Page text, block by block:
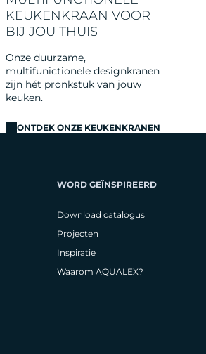
KEUKENKRAAN VOOR
BIJ JOU THUIS
Onze duurzame,
multifunictionele designkranen
zijn hét pronkstuk van jouw
keuken.
ONTDEK ONZE KEUKENKRANEN
WORD GEÏNSPIREERD
Download catalogus
Projecten
Inspiratie
Waarom AQUALEX?